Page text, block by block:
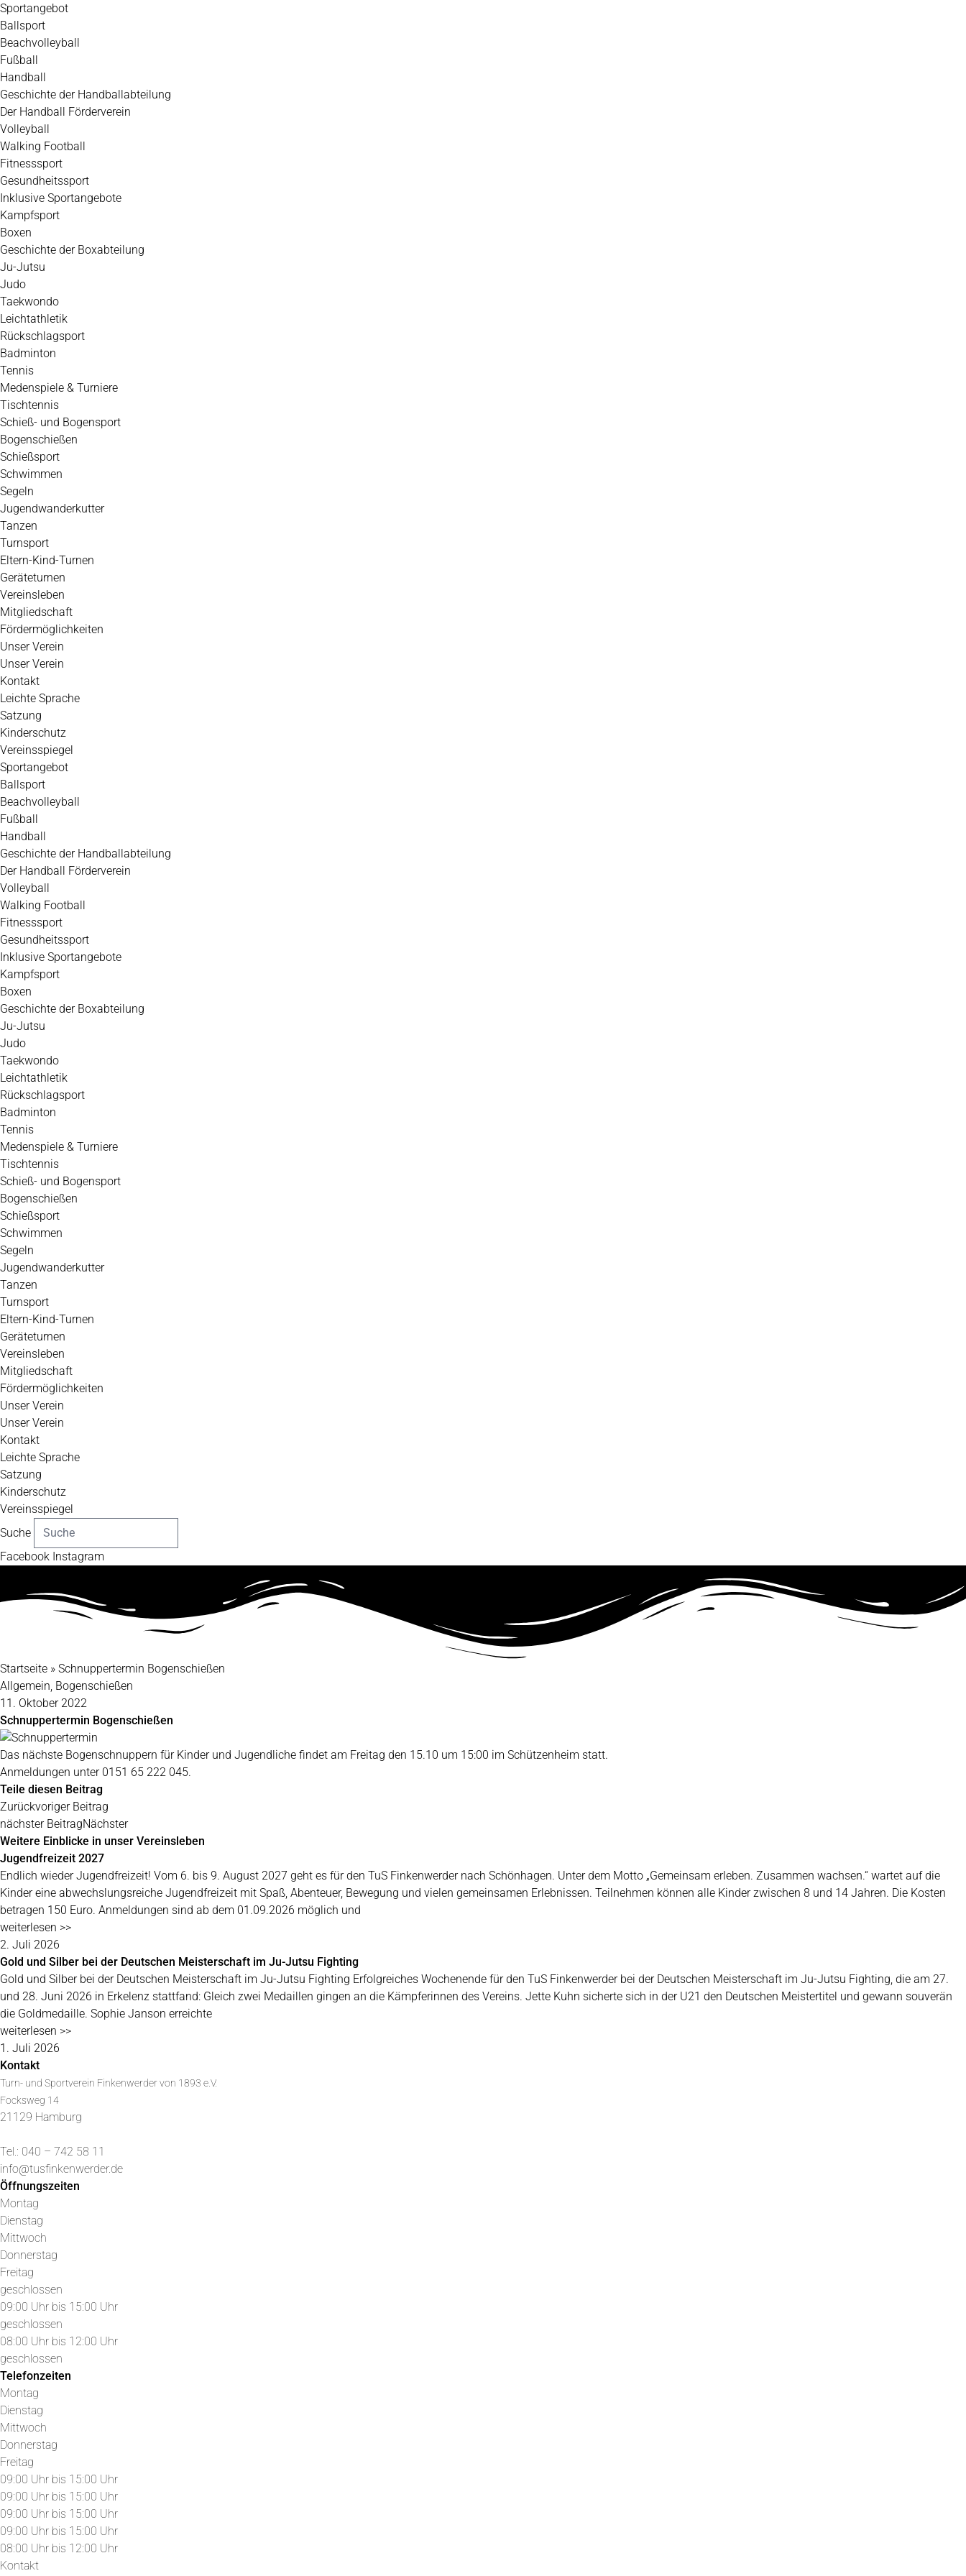
Zum
Inhalt
springen
Sportangebot
Ballsport
Beachvolleyball
Fußball
Handball
Geschichte der Handballabteilung
Der Handball Förderverein
Volleyball
Walking Football
Fitnesssport
Gesundheitssport
Inklusive Sportangebote
Kampfsport
Boxen
Geschichte der Boxabteilung
Ju-Jutsu
Judo
Taekwondo
Leichtathletik
Rückschlagsport
Badminton
Tennis
Medenspiele & Turniere
Tischtennis
Schieß- und Bogensport
Bogenschießen
Schießsport
Schwimmen
Segeln
Jugendwanderkutter
Tanzen
Turnsport
Eltern-Kind-Turnen
Geräteturnen
Vereinsleben
Mitgliedschaft
Fördermöglichkeiten
Unser Verein
Unser Verein
Kontakt
Leichte Sprache
Satzung
Kinderschutz
Vereinsspiegel
Sportangebot
Ballsport
Beachvolleyball
Fußball
Handball
Geschichte der Handballabteilung
Der Handball Förderverein
Volleyball
Walking Football
Fitnesssport
Gesundheitssport
Inklusive Sportangebote
Kampfsport
Boxen
Geschichte der Boxabteilung
Ju-Jutsu
Judo
Taekwondo
Leichtathletik
Rückschlagsport
Badminton
Tennis
Medenspiele & Turniere
Tischtennis
Schieß- und Bogensport
Bogenschießen
Schießsport
Schwimmen
Segeln
Jugendwanderkutter
Tanzen
Turnsport
Eltern-Kind-Turnen
Geräteturnen
Vereinsleben
Mitgliedschaft
Fördermöglichkeiten
Unser Verein
Unser Verein
Kontakt
Leichte Sprache
Satzung
Kinderschutz
Vereinsspiegel
Suche
Facebook Instagram
Startseite » Schnuppertermin Bogenschießen
Allgemein Bogenschießen
11. Oktober 2022
Schnuppertermin Bogenschießen
Das nächste Bogenschnuppern für Kinder und Jugendliche findet am Freitag den 15.10 um 15:00 im Schützenheim statt.
Anmeldungen unter 0151 65 222 045.
Teile diesen Beitrag
Zurückvoriger Beitrag
nächster BeitragNächster
Weitere Einblicke in unser Vereinsleben
Jugendfreizeit 2027
Endlich wieder Jugendfreizeit! Vom 6. bis 9. August 2027 geht es für den TuS Finkenwerder nach Schönhagen. Unter dem Motto „Gemeinsam erleben. Zusammen wachsen.“ wartet auf die
Kinder eine abwechslungsreiche Jugendfreizeit mit Spaß, Abenteuer, Bewegung und vielen gemeinsamen Erlebnissen. Teilnehmen können alle Kinder zwischen 8 und 14 Jahren. Die Kosten
betragen 150 Euro. Anmeldungen sind ab dem 01.09.2026 möglich und
weiterlesen >>
2. Juli 2026
Gold und Silber bei der Deutschen Meisterschaft im Ju-Jutsu Fighting
Gold und Silber bei der Deutschen Meisterschaft im Ju-Jutsu Fighting Erfolgreiches Wochenende für den TuS Finkenwerder bei der Deutschen Meisterschaft im Ju-Jutsu Fighting, die am 27.
und 28. Juni 2026 in Erkelenz stattfand: Gleich zwei Medaillen gingen an die Kämpferinnen des Vereins. Jette Kuhn sicherte sich in der U21 den Deutschen Meistertitel und gewann souverän
die Goldmedaille. Sophie Janson erreichte
weiterlesen >>
1. Juli 2026
Kontakt
Turn- und Sportverein Finkenwerder von 1893 e.V.
Focksweg 14
21129 Hamburg
Tel.: 040 – 742 58 11
info@tusfinkenwerder.de
Öffnungszeiten
Montag
Dienstag
Mittwoch
Donnerstag
Freitag
geschlossen
09:00 Uhr bis 15:00 Uhr
geschlossen
08:00 Uhr bis 12:00 Uhr
geschlossen
Telefonzeiten
Montag
Dienstag
Mittwoch
Donnerstag
Freitag
09:00 Uhr bis 15:00 Uhr
09:00 Uhr bis 15:00 Uhr
09:00 Uhr bis 15:00 Uhr
09:00 Uhr bis 15:00 Uhr
08:00 Uhr bis 12:00 Uhr
Kontakt